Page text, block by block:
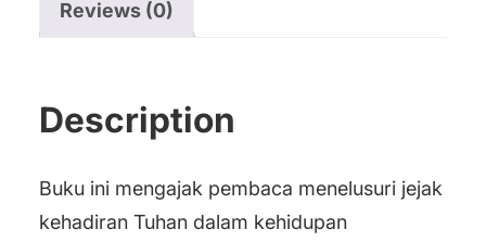
Reviews (0)
Description
Buku ini mengajak pembaca menelusuri jejak
kehadiran Tuhan dalam kehidupan